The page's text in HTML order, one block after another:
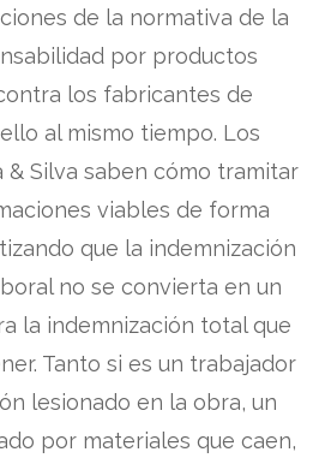
de la normativa de la
por productos
los fabricantes de
al mismo tiempo. Los
& Silva saben cómo tramitar
viables de forma
que la indemnización
no se convierta en un
la indemnización total que
Tanto si es un trabajador
lesionado en la obra, un
por materiales que caen,